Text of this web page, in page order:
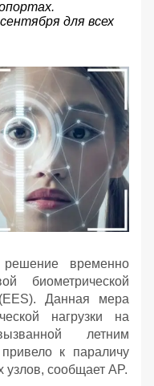
для всех
временно
биометрической
Данная мера
нагрузки на
летним
к параличу
узлов, сообщает AP.